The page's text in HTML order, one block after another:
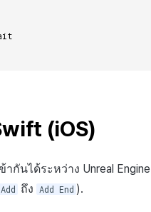
(iOS)
นได้ระหว่าง Unreal
Add ถึง Add End ).